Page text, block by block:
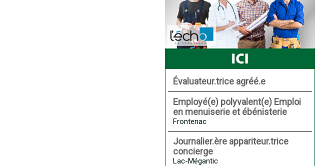
Évaluateur.trice agréé.e
Employé(e) polyvalent(e) Emploi
en menuiserie et ébénisterie
Frontenac
Journalier.ère appariteur.trice
concierge
Lac-Mégantic